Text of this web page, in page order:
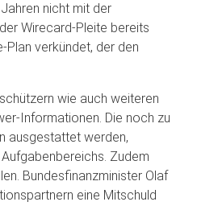
nicht mit der
Wirecard-Pleite bereits
Plan verkündet, der den
wie auch weiteren
Informationen. Die noch zu
ausgestattet werden,
Zudem
Bundesfinanzminister Olaf
eine Mitschuld